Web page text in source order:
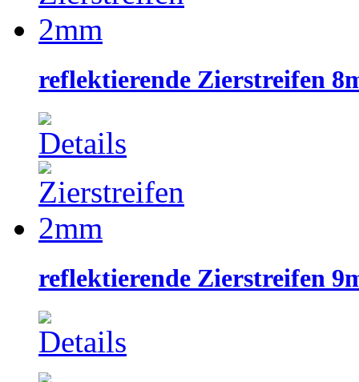
reflektierende Zierstreifen
reflektierende Zierstreifen